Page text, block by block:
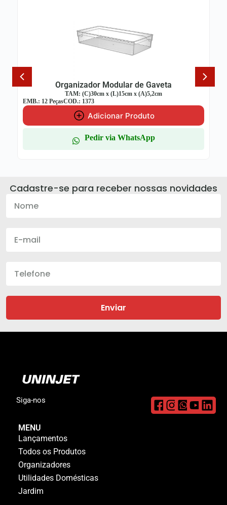
Organizador Modular de Gaveta
TAM: (C)30cm x (L)15cm x (A)5,2cm
EMB.: 12 PeçasCOD.: 1373
Adicionar Produto
Pedir via WhatsApp
Cadastre-se para receber nossas novidades
Enviar
Siga-nos
MENU
Lançamentos
Todos os Produtos
Organizadores
Utilidades Domésticas
Jardim